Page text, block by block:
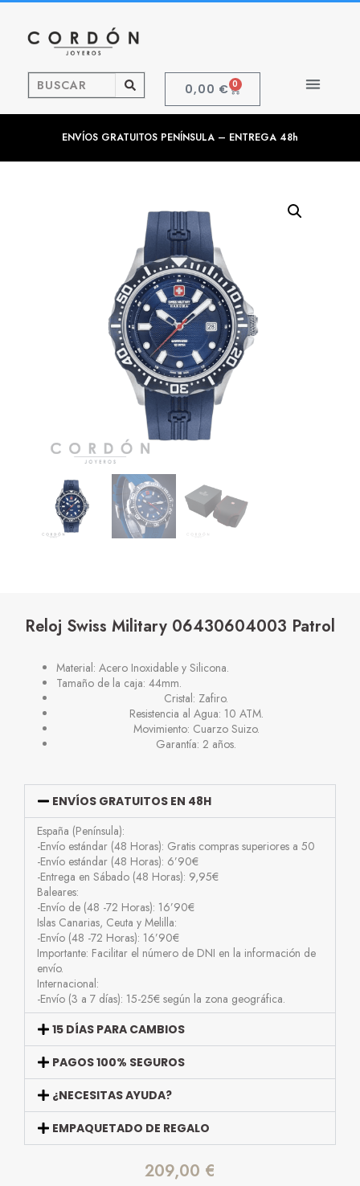
0,00 € 0
ENVÍOS GRATUITOS PENÍNSULA – ENTREGA 48h
Reloj Swiss Military 06430604003 Patrol
Material: Acero Inoxidable y Silicona.
Tamaño de la caja: 44mm.
Cristal: Zafiro.
Resistencia al Agua: 10 ATM.
Movimiento: Cuarzo Suizo.
Garantía: 2 años.
ENVÍOS GRATUITOS EN 48H
España (Península):
-Envío estándar (48 Horas): Gratis compras superiores a 50
-Envío estándar (48 Horas): 6’90€
-Entrega en Sábado (48 Horas): 9,95€
Baleares:
-Envío de (48 -72 Horas): 16’90€
Islas Canarias, Ceuta y Melilla:
-Envío (48 -72 Horas): 16’90€
Importante: Facilitar el número de DNI en la información de
envío.
Internacional:
-Envío (3 a 7 días): 15-25€ según la zona geográfica.
15 DÍAS PARA CAMBIOS
PAGOS 100% SEGUROS
¿NECESITAS AYUDA?
EMPAQUETADO DE REGALO
209,00 €